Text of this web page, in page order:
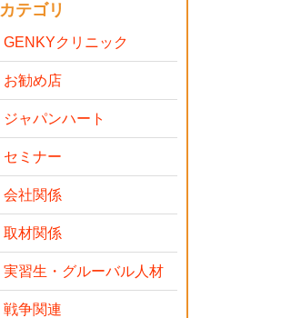
カテゴリ
GENKYクリニック
お勧め店
ジャパンハート
セミナー
会社関係
取材関係
実習生・グルーバル人材
戦争関連